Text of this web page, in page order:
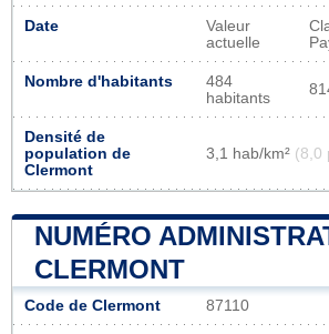
Date
Valeur
actuelle
Nombre d'habitants
484
habitants
Densité de
population de
Clermont
3,1 hab/km² (8,0
NUMÉRO
CLERMONT
Code de Clermont 87110